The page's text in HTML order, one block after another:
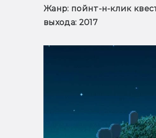
Жанр: пойнт-н-клик
выхода: 2017